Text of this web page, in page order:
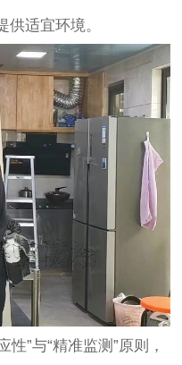
适宜环境。
”与“精准监测”原则，